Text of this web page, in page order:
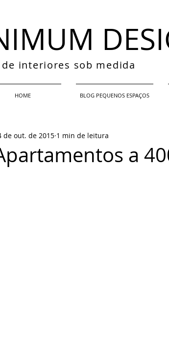
interiores sob medida
HOME BLOG PEQUENOS ESPAÇOS
a
de out. de 2015 1 min de leitura